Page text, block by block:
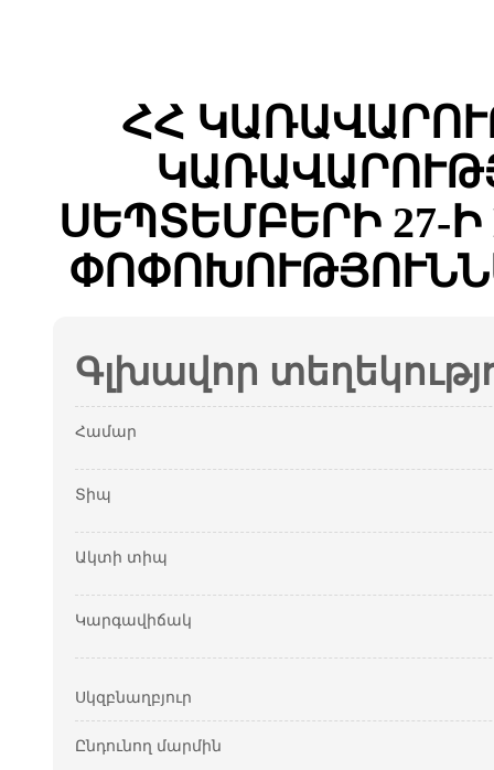
ՀՀ
ՍԵՊՏԵՄԲԵՐԻ 27-Ի
Գլխավոր
Համար
Տիպ
Ակտի տիպ
Կարգավիճակ
Սկզբնաղբյուր
Ընդունող մարմին